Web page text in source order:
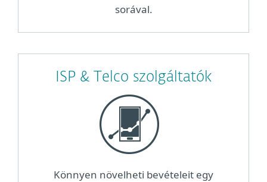
sorával.
ISP & Telco szolgáltatók
Könnyen növelheti bevételeit egy